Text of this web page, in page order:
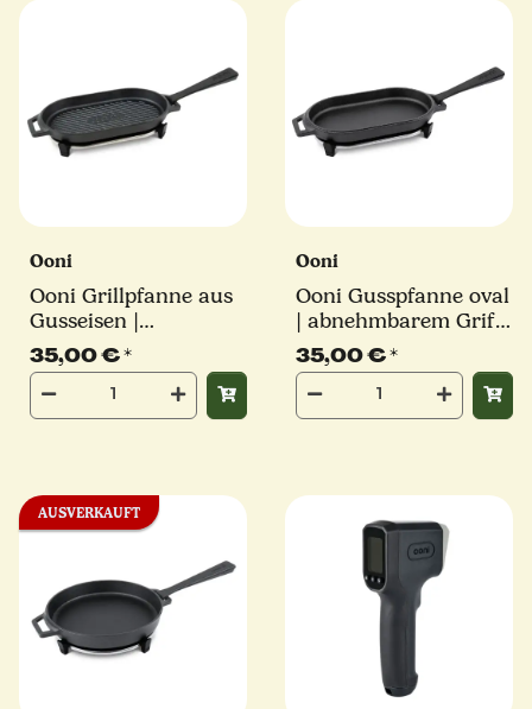
Ooni
Ooni Grillpfanne aus
Gusseisen |
abnehmbarem Griff
und Untersetzer
35,00 €*
Ooni
Ooni Gusspfanne oval
| abnehmbarem Griff
und Untersetzer
35,00 €*
AUSVERKAUFT